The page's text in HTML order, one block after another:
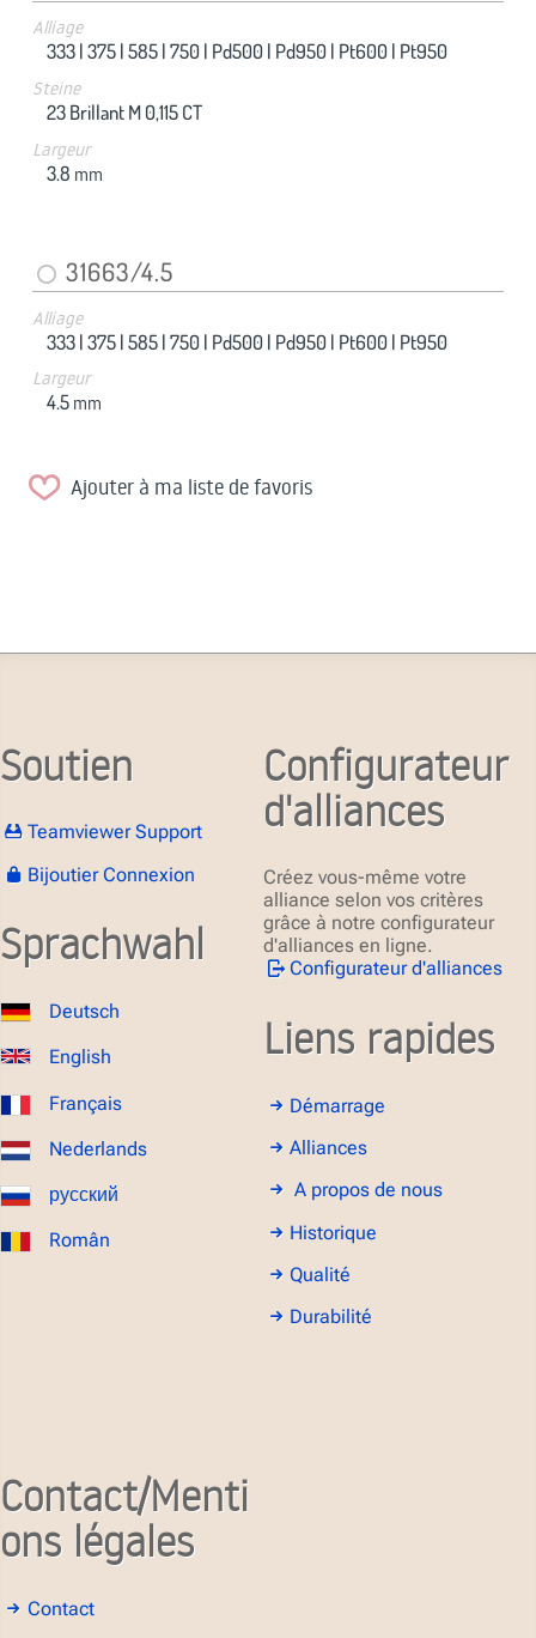
Alliage
333 |375 |585 |750 | Pd500 | Pd950 | Pt600 | Pt950
Steine
23 Brillant M 0,115 CT
Largeur
3.8 mm
31663/4.5
Alliage
333 |375 |585 |750 | Pd500 | Pd950 | Pt600 | Pt950
Largeur
4.5 mm
Ajouter à ma liste de favoris
Soutien
Teamviewer Support
Bijoutier Connexion
Sprachwahl
Deutsch
English
Français
Nederlands
русский
Român
Configurateur
d'alliances
Créez vous-même votre
alliance selon vos critères
grâce à notre configurateur
d'alliances en ligne.
Configurateur d'alliances
Liens rapides
Démarrage
Alliances
A propos de nous
Historique
Qualité
Durabilité
Contact/Menti
ons légales
Contact